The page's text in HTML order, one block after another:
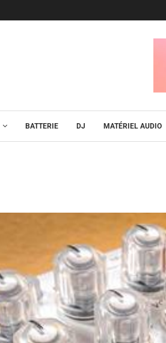
BATTERIE DJ MATÉRIEL AUDIO